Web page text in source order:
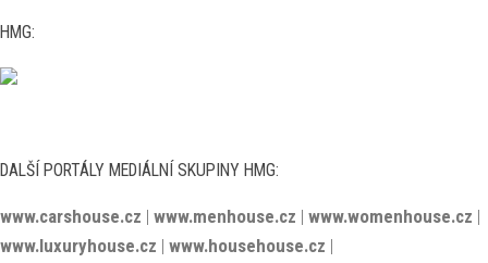
HMG:
DALŠÍ PORTÁLY MEDIÁLNÍ SKUPINY HMG:
www.carshouse.cz | www.menhouse.cz | www.womenhouse.cz |
www.luxuryhouse.cz | www.househouse.cz |